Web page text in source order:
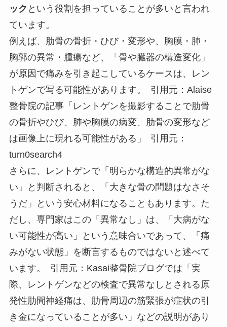
ック という役割を担っていることが多いと言われ
ています。
例えば、肋骨の骨折・ひび・変形や、胸膜・肺・
胸郭の異常・腫瘍など、「骨や臓器の構造変化」
が原因で痛みを引き起こしているケースは、レン
トゲンで写る可能性があります。 引用元：Alaise
整骨院の記事「レントゲンを撮影することで肋骨
の骨折やひび、肺や胸膜の病変、肋骨の変形など
は画像上に現れる可能性がある」 引用元：
turn0search4
さらに、レントゲンで「明らかな構造的異常がな
い」と判断されると、「大きな骨の問題はなさそ
うだ」という安心材料になることもあります。た
だし、専門家はこの「異常なし」は、「大病がな
い可能性が高い」という意味合いであって、「痛
みがない状態」を断言するものではないと述べて
います。 引用元：Kasai整骨院ブログでは「実
際、レントゲンなどの検査で異常なしとされる原
発性肋間神経痛は、肋骨周辺の筋緊張が症状の引
き金になっていることが多い」などの説明があり